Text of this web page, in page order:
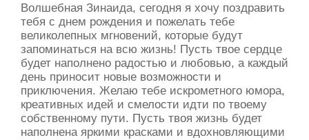
Волшебная Зинаида, сегодня я хочу поздравить
тебя с днем рождения и пожелать тебе
великолепных мгновений, которые будут
запоминаться на всю жизнь! Пусть твое сердце
будет наполнено радостью и любовью, а каждый
день приносит новые возможности и
приключения. Желаю тебе искрометного юмора,
креативных идей и смелости идти по твоему
собственному пути. Пусть твоя жизнь будет
наполнена яркими красками и вдохновляющими